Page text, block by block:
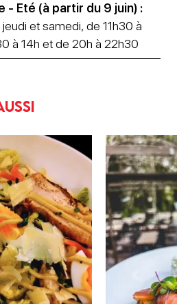
- Eté (à partir du 9 juin) :
et samedi, de 11h30 à
à 14h et de 20h à 22h30